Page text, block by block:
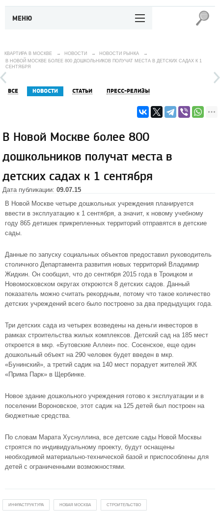
МЕНЮ
КВАРТИРА В МОСКВЕ → НОВОСТИ → НОВОСТИ РЫНКА
→
В НОВОЙ МОСКВЕ БОЛЕЕ 800 ДОШКОЛЬНИКОВ ПОЛУЧАТ МЕСТА В ДЕТСКИХ САДАХ К 1
СЕНТЯБРЯ
ВСЕ НОВОСТИ СТАТЬИ ПРЕСС-РЕЛИЗЫ
В Новой Москве более 800
дошкольников получат места в
детских садах к 1 сентября
Дата публикации: 09.07.15
В Новой Москве четыре дошкольных учреждения планируется
ввести в эксплуатацию к 1 сентября, а значит, к новому учебному
году 865 детишек прикрепленных территорий отправятся в детские
сады.
Данные по запуску социальных объектов предоставил руководитель
столичного Департамента развития новых территорий Владимир
Жидкин. Он сообщил, что до сентября 2015 года в Троицком и
Новомосковском округах откроются 8 детских садов. Данный
показатель можно считать рекордным, потому что такое количество
детских учреждений всего было построено за два предыдущих года.
Три детских сада из четырех возведены на деньги инвесторов в
рамках строительства жилых комплексов. Детский сад на 185 мест
откроется в мкр. «Бутовские Аллеи» пос. Сосенское, еще один
дошкольный объект на 290 человек будет введен в мкр.
«Бунинский», а третий садик на 140 мест порадует жителей ЖК
«Прима Парк» в Щербинке.
Новое здание дошкольного учреждения готово к эксплуатации и в
поселении Вороновское, этот садик на 125 детей был построен на
бюджетные средства.
По словам Марата Хуснуллина, все детские сады Новой Москвы
строятся по индивидуальному проекту, будут оснащены
необходимой материально-технической базой и приспособлены для
детей с ограниченными возможностями.
ИНФРАСТРУКТУРА НОВАЯ МОСКВА СТРОИТЕЛЬСТВО